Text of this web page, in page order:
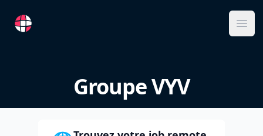
RemoteFR
Groupe VYV